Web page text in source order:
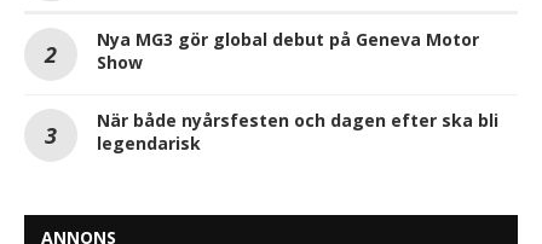
Nya MG3 gör global debut på Geneva Motor
Show
När både nyårsfesten och dagen efter ska bli
legendarisk
ANNONS